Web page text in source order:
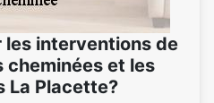
interventions de
cheminées et les
La Placette?